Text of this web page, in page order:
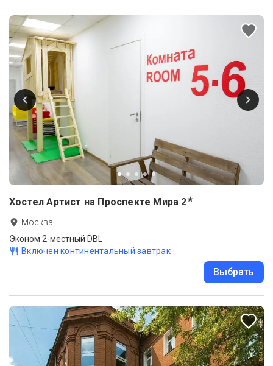
Хостел Артист на Проспекте Мира 2★
Москва
Эконом 2-местный DBL
Включен континентальный завтрак
Выбрать